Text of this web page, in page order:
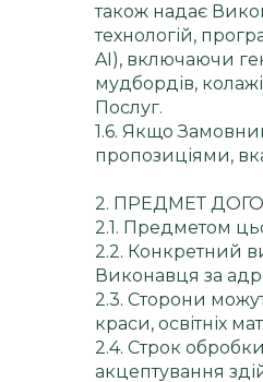
також надає
технологій,
AI), включаючи
мудбордів,
Послуг.
1.6. Якщо
пропозиціями,
2. ПРЕДМЕТ
2.1. Предметом
2.2. Конкретний
Виконавця за
2.3. Сторони
краси, освітніх
2.4. Строк
акцептування